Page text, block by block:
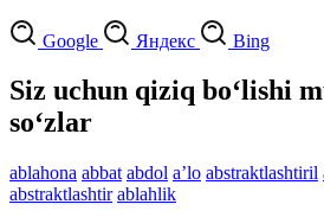
Google Яндекс Bing
Siz uchun qiziq bo‘lishi
so‘zlar
ablahona abbat abdol aʼlo abstraktlashtiril
abstraktlashtir ablahlik